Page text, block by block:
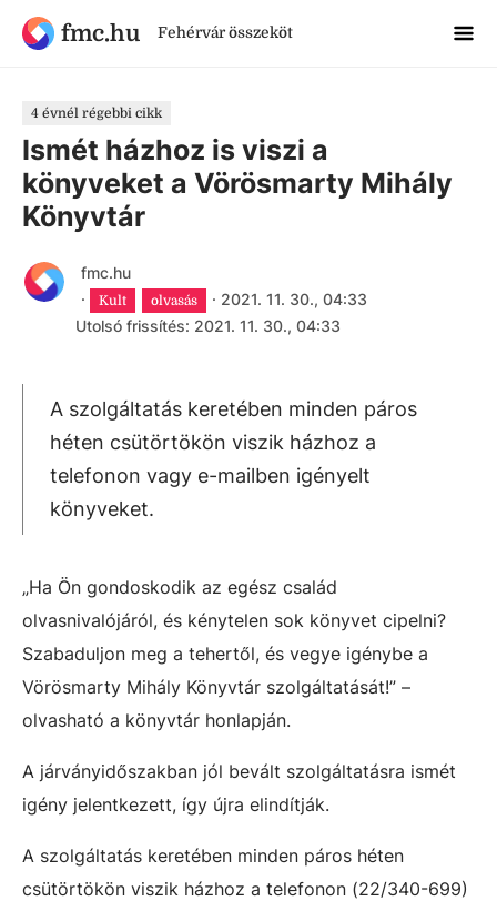
fmc.hu Fehérvár összeköt
4 évnél régebbi cikk
Ismét házhoz is viszi a
könyveket a Vörösmarty Mihály
Könyvtár
fmc.hu
·
Kult olvasás · 2021. 11. 30., 04:33
Utolsó frissítés: 2021. 11. 30., 04:33
A szolgáltatás keretében minden páros
héten csütörtökön viszik házhoz a
telefonon vagy e-mailben igényelt
könyveket.
„Ha Ön gondoskodik az egész család
olvasnivalójáról, és kénytelen sok könyvet cipelni?
Szabaduljon meg a tehertől, és vegye igénybe a
Vörösmarty Mihály Könyvtár szolgáltatását!” –
olvasható a könyvtár honlapján.
A járványidőszakban jól bevált szolgáltatásra ismét
igény jelentkezett, így újra elindítják.
A szolgáltatás keretében minden páros héten
csütörtökön viszik házhoz a telefonon (22/340-699)